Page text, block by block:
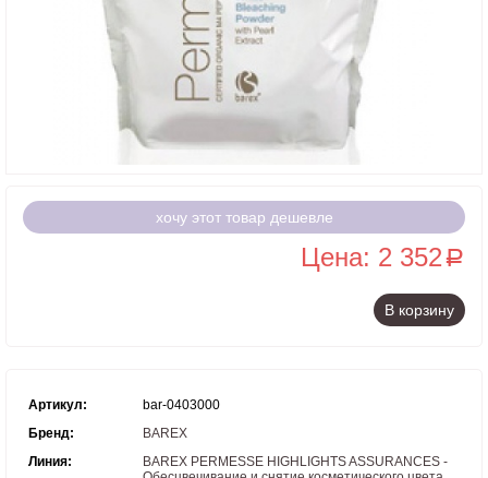
хочу этот товар дешевле
Цена: 2 352 a
В корзину
Артикул:
bar-0403000
Бренд:
BAREX
Линия:
BAREX PERMESSE HIGHLIGHTS ASSURANCES -